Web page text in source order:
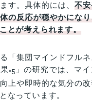
す。具体的には、不
の反応が穏やかにな
とが考えられます。
「集団マインドフル
*5 」の研究では、マ
上や即時的な気分の
なっています。